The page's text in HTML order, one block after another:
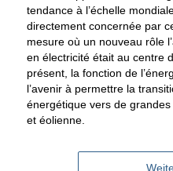
tendance à l’échelle
directement concernée par
mesure où un nouveau rôle
en électricité était au centre
présent, la fonction de
l’avenir à permettre la
énergétique vers de
et éolienne.